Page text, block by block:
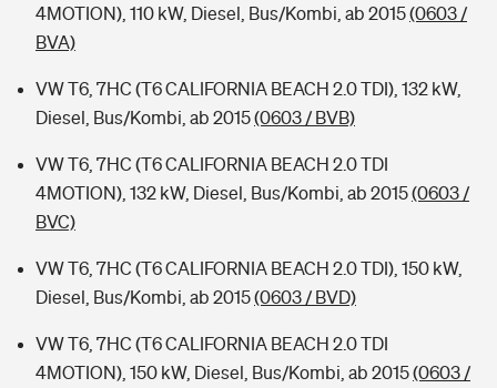
4MOTION), 110 kW, Diesel, Bus/Kombi, ab 2015(0603 /
BVA)
VW T6, 7HC (T6 CALIFORNIA BEACH 2.0 TDI), 132 kW,
Diesel, Bus/Kombi, ab 2015(0603 / BVB)
VW T6, 7HC (T6 CALIFORNIA BEACH 2.0 TDI
4MOTION), 132 kW, Diesel, Bus/Kombi, ab 2015(0603 /
BVC)
VW T6, 7HC (T6 CALIFORNIA BEACH 2.0 TDI), 150 kW,
Diesel, Bus/Kombi, ab 2015(0603 / BVD)
VW T6, 7HC (T6 CALIFORNIA BEACH 2.0 TDI
4MOTION), 150 kW, Diesel, Bus/Kombi, ab 2015(0603 /